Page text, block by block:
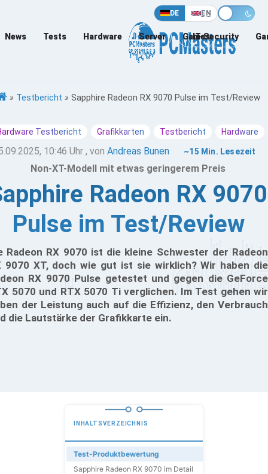
DE EN
News Tests Hardware Server Games
IT-Security
» Testbericht » Sapphire Radeon RX 9070 Pulse im Test/Review
Testbericht Grafikkarten Testbericht Hardware
10:46 Uhr , vonAndreas Bunen ~15 Min. Lesezeit
Non-XT-Modell mit etwas geringerem Preis
Radeon RX 9070
Pulse im Test/Review
Radeon RX 9070 ist die kleine Schwester der Radeon
9070 XT, doch wie gut ist sie wirklich? Wir haben die
RX 9070 Pulse getestet und gegen die GeForce
5070 und RTX 5070 Ti verglichen. Im Test gehen wir
der Leistung auch auf die Effizienz, den Verbrauch
die Lautstärke der Grafikkarte ein.
INHALTSVERZEICHNIS
Test-Produktbewertung
Sapphire Radeon RX 9070 im Detail